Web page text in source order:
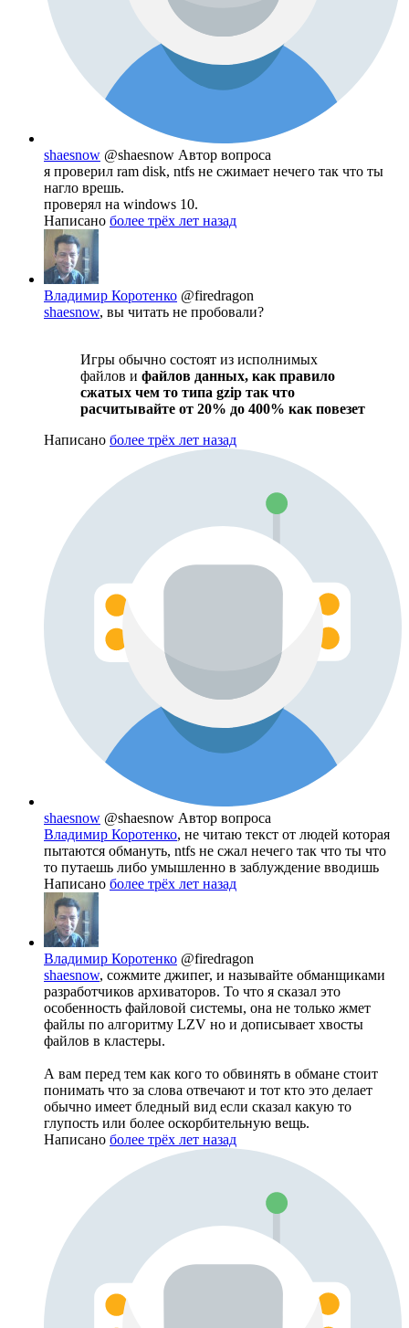
shaesnow @shaesnow Автор вопроса
я проверил ram disk, ntfs не сжимает нечего так что ты
нагло врешь.
проверял на windows 10.
Написано более трёх лет назад
Владимир Коротенко @firedragon
shaesnow, вы читать не пробовали?
Игры обычно состоят из исполнимых
файлов и файлов данных, как правило
сжатых чем то типа gzip так что
расчитывайте от 20% до 400% как повезет
Написано более трёх лет назад
shaesnow @shaesnow Автор вопроса
Владимир Коротенко, не читаю текст от людей которая
пытаются обмануть, ntfs не сжал нечего так что ты что
то путаешь либо умышленно в заблуждение вводишь
Написано более трёх лет назад
Владимир Коротенко @firedragon
shaesnow, сожмите джипег, и называйте обманщиками
разработчиков архиваторов. То что я сказал это
особенность файловой системы, она не только жмет
файлы по алгоритму LZV но и дописывает хвосты
файлов в кластеры.
А вам перед тем как кого то обвинять в обмане стоит
понимать что за слова отвечают и тот кто это делает
обычно имеет бледный вид если сказал какую то
глупость или более оскорбительную вещь.
Написано более трёх лет назад